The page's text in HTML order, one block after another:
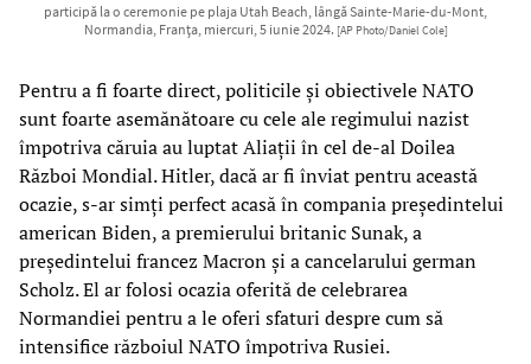
participă la o ceremonie pe plaja Utah Beach, lângă Sainte-Marie-du-Mont,
Normandia, Franța, miercuri, 5 iunie 2024. [AP Photo/Daniel Cole]
Pentru a fi foarte direct, politicile și obiectivele NATO
sunt foarte asemănătoare cu cele ale regimului nazist
împotriva căruia au luptat Aliații în cel de-al Doilea
Război Mondial. Hitler, dacă ar fi înviat pentru această
ocazie, s-ar simți perfect acasă în compania președintelui
american Biden, a premierului britanic Sunak, a
președintelui francez Macron și a cancelarului german
Scholz. El ar folosi ocazia oferită de celebrarea
Normandiei pentru a le oferi sfaturi despre cum să
intensifice războiul NATO împotriva Rusiei.